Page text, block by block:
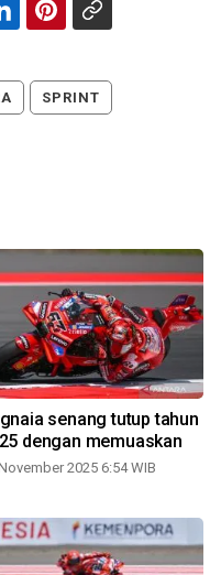
SPRINT
senang tutup tahun
dengan memuaskan
2025 6:54 WIB